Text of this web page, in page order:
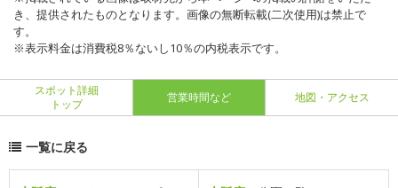
き、提供されたものとなります。画像の無断転載(二次使用)は禁止で
す。
※表示料金は消費税8％ないし10％の内税表示です。
スポット詳細
トップ
営業時間など 地図・アクセス
一覧に戻る